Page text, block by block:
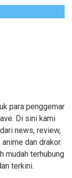
para penggemar
Di sini kami
news, review,
dan drakor.
mudah terhubung
terkini.